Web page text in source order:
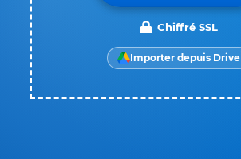
Chiffré SSL
Importer depuis Drive